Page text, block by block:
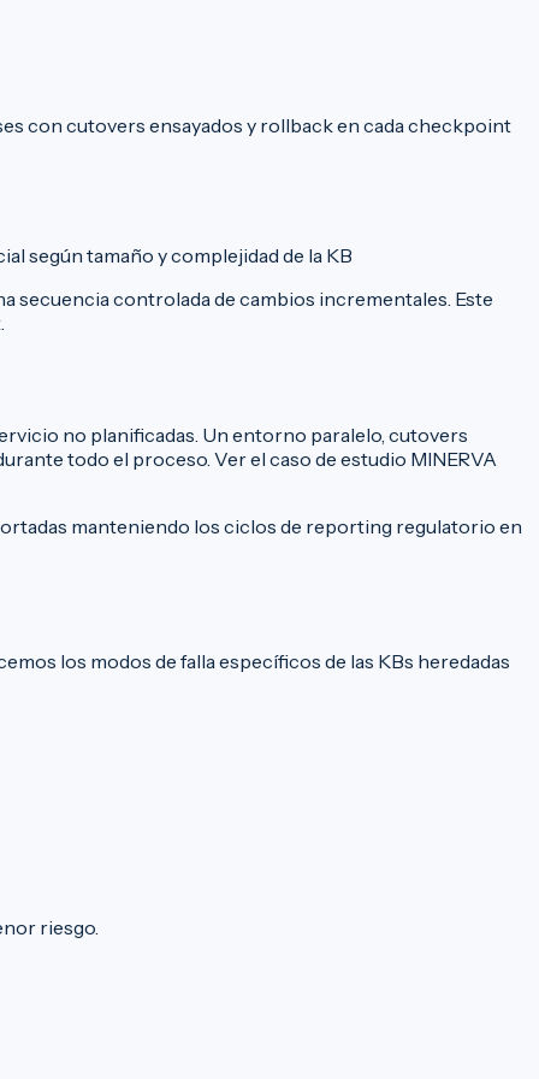
con cutovers ensayados y rollback en cada checkpoint
según tamaño y complejidad de la KB
secuencia controlada de cambios incrementales. Este
no planificadas. Un entorno paralelo, cutovers
todo el proceso. Ver el caso de estudio MINERVA
manteniendo los ciclos de reporting regulatorio en
los modos de falla específicos de las KBs heredadas
riesgo.